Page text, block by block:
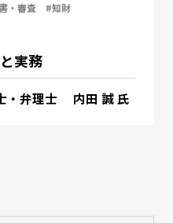
・審査 #知財
実務
・弁理士 内田 誠 氏